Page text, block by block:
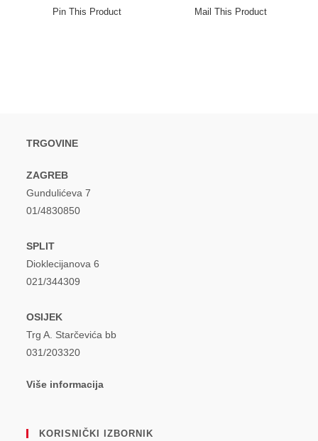
Pin This Product Mail This Product
TRGOVINE
ZAGREB
Gundulićeva 7
01/4830850
SPLIT
Dioklecijanova 6
021/344309
OSIJEK
Trg A. Starčevića bb
031/203320
Više informacija
KORISNIČKI IZBORNIK